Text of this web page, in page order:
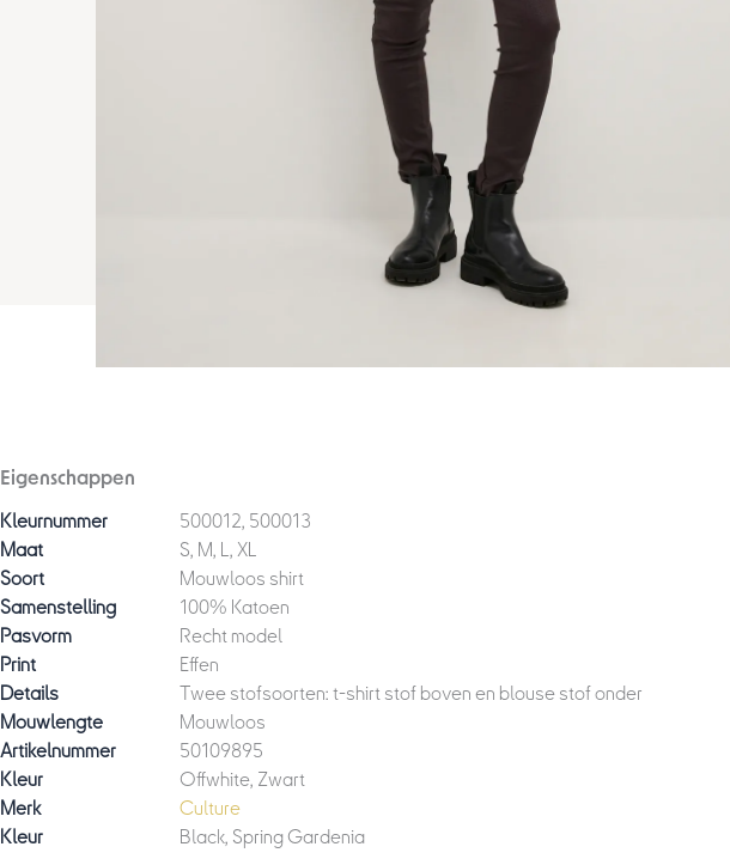
Eigenschappen
Kleurnummer
500012, 500013
Maat
S, M, L, XL
Soort
Mouwloos shirt
Samenstelling
100% Katoen
Pasvorm
Recht model
Print
Effen
Details
Twee stofsoorten: t-shirt stof boven en blouse stof onder
Mouwlengte
Mouwloos
Artikelnummer
50109895
Kleur
Offwhite, Zwart
Merk
Culture
Kleur
Black, Spring Gardenia